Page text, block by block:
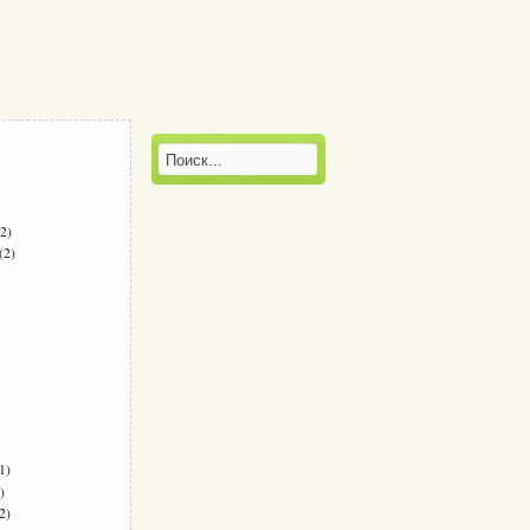
(2)